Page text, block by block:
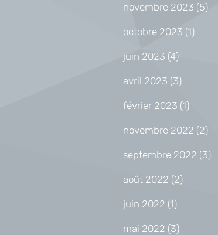
novembre 2023 (5)
octobre 2023 (1)
juin 2023 (4)
avril 2023 (3)
février 2023 (1)
novembre 2022 (2)
septembre 2022 (3)
août 2022 (2)
juin 2022 (1)
mai 2022 (3)